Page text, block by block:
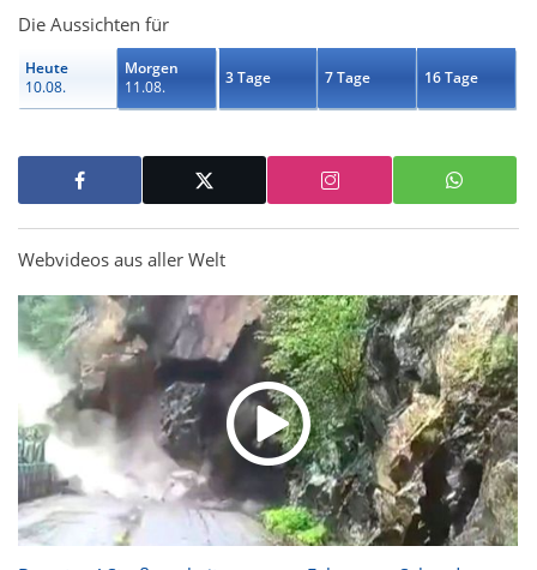
Die Aussichten für
Heute
10.08.
Morgen
11.08.
3 Tage 7 Tage 16 Tage
Webvideos aus aller Welt